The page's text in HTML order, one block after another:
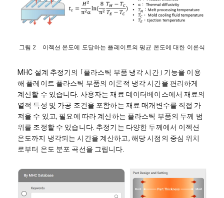
그림 2 이젝션 온도에 도달하는 플레이트의 평균 온도에 대한 이론식
MHC 설계 추정기의 ｢플라스틱 부품 냉각 시간｣ 기능을 이용
해 플레이트 플라스틱 부품의 이론적 냉각 시간을 편리하게
계산할 수 있습니다. 사용자는 재료 데이터베이스에서 재료의
열적 특성 및 가공 조건을 포함하는 재료 매개변수를 직접 가
져올 수 있고, 필요에 따라 계산하는 플라스틱 부품의 두께 범
위를 조정할 수 있습니다. 추정기는 다양한 두께에서 이젝션
온도까지 냉각되는 시간을 계산하고, 해당 시점의 중심 위치
로부터 온도 분포 곡선을 그립니다.